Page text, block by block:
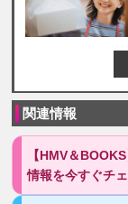
関連情報
【HMV＆
情報を今すぐチ